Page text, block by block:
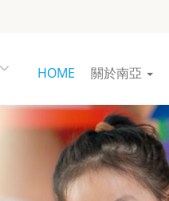
HOME 關於南亞